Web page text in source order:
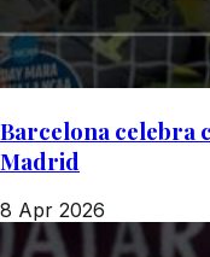
Barcelona celebra
Madrid
8 Apr 2026